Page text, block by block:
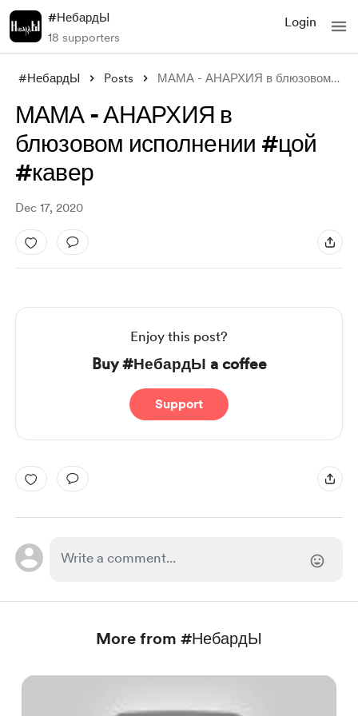
#НебардЫ
18 supporters
Login
#НебардЫ Posts МАМА - АНАРХИЯ в блюзовом исполнении #цо
МАМА - АНАРХИЯ в
блюзовом исполнении #цой
#кавер
Dec 17, 2020
Enjoy this post?
Buy #НебардЫ a coffee
Support
More from #НебардЫ